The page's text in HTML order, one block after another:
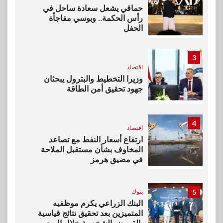
حماقي يشعل سعادة ساحل في
رأس الحكمة.. وبوسي مفاجأة
الحفل
3
اقتصاد
وزيرا التخطيط والبترول يبحثان
جهود تحقيق أمن الطاقة
4
اقتصاد
ارتفاع أسعار النفط مع تصاعد
المخاوف بشأن مستقبل الملاحة
في مضيق هرمز
5 بنوك
البنك الزراعي يكرم موظفيه
المتميزين بعد تحقيق نتائج قياسية